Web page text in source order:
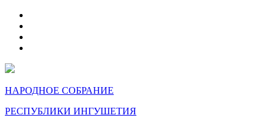
НАРОДНОЕ СОБРАНИЕ
РЕСПУБЛИКИ ИНГУШЕТИЯ